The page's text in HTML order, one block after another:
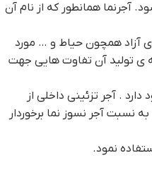
آجرنما همانطور که از نام آن
آزاد همچون حیاط و … مورد
ی تولید آن تفاوت هایی جهت
دارد . آجر تزئینی داخلی از
نسبت آجر نسوز نما برخوردار
نمود.